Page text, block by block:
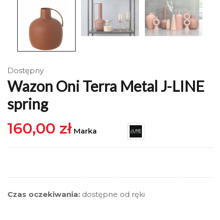
Dostępny
Wazon Oni Terra Metal J-LINE
spring
160,00 zł Marka
Czas oczekiwania: dostępne od ręki